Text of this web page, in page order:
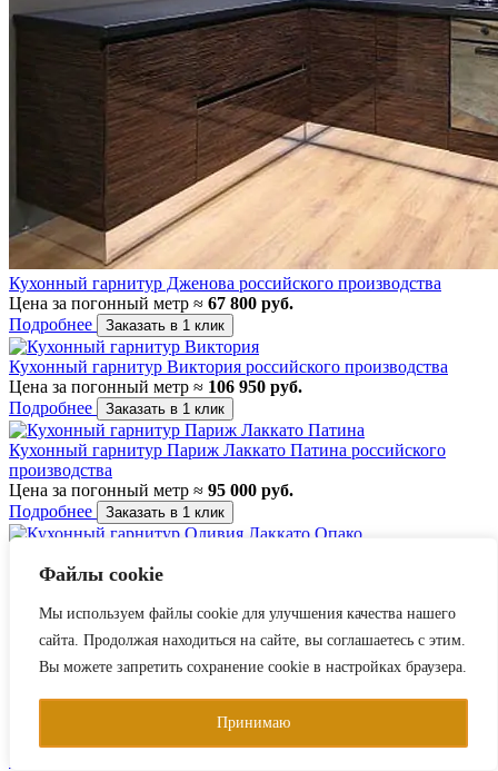
Файлы cookie
Мы используем файлы cookie для улучшения качества нашего
сайта. Продолжая находиться на сайте, вы соглашаетесь с этим.
Вы можете запретить сохранение cookie в настройках браузера.
Принимаю
Кухонный гарнитур Дженова российского производства
Цена за погонный метр ≈ 67 800 руб.
Подробнее
Заказать в 1 клик
Кухонный гарнитур Виктория российского производства
Цена за погонный метр ≈ 106 950 руб.
Подробнее
Заказать в 1 клик
Кухонный гарнитур Париж Лаккато Патина российского
производства
Цена за погонный метр ≈ 95 000 руб.
Подробнее
Заказать в 1 клик
производства
Подробнее
Заказать в 1 клик
Кухонный гарнитур Невада Лаккато российского
производства
Цена за погонный метр ≈126 650 руб.
Заказать в 1 клик